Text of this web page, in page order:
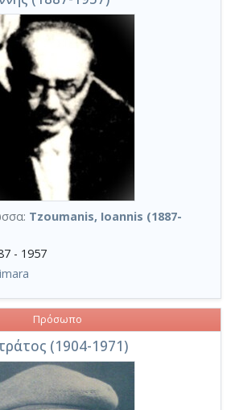
Tzoumanis, Ioannis (1887-
- 1957
(1904-1971)
Πρόσωπο